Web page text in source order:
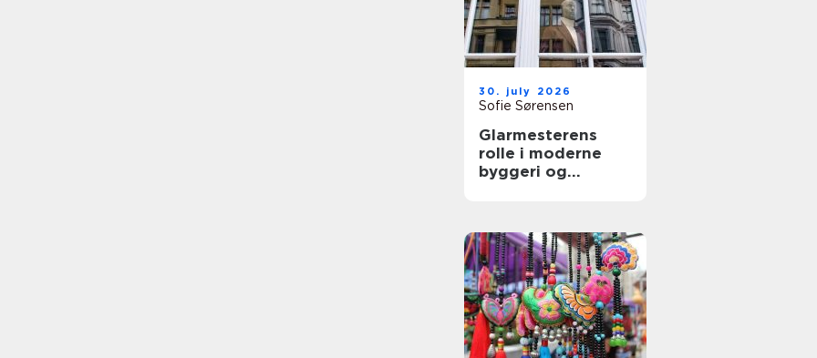
30. july 2026
Sofie Sørensen
Glarmesterens
rolle i moderne
byggeri og